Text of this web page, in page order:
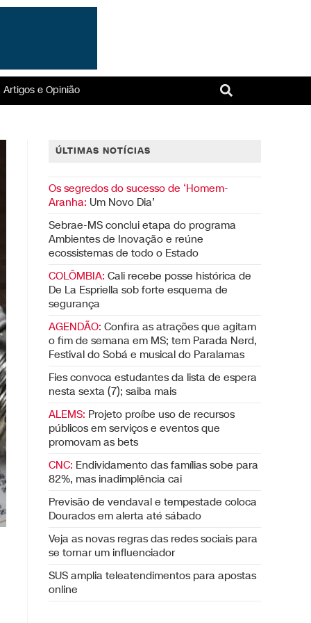
Artigos e Opinião
ÚLTIMAS NOTÍCIAS
Os segredos do sucesso de ‘Homem-
Aranha: Um Novo Dia’
Sebrae-MS conclui etapa do programa
Ambientes de Inovação e reúne
ecossistemas de todo o Estado
COLÔMBIA: Cali recebe posse histórica de
De La Espriella sob forte esquema de
segurança
AGENDÃO: Confira as atrações que agitam
o fim de semana em MS; tem Parada Nerd,
Festival do Sobá e musical do Paralamas
Fies convoca estudantes da lista de espera
nesta sexta (7); saiba mais
ALEMS: Projeto proíbe uso de recursos
públicos em serviços e eventos que
promovam as bets
CNC: Endividamento das famílias sobe para
82%, mas inadimplência cai
Previsão de vendaval e tempestade coloca
Dourados em alerta até sábado
Veja as novas regras das redes sociais para
se tornar um influenciador
SUS amplia teleatendimentos para apostas
online